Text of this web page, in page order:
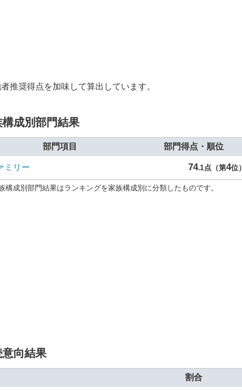
推奨得点を加味して算出しています。
構成別部門結果
部門項目 部門得点・順位
ミリー 74.1点（第4位）
構成別部門結果はランキングを家族構成別に分類したものです。
意向結果
割合